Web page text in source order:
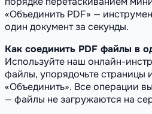
«Объединить PDF» —
один документ за секунды.
Как соединить PDF файлы в
Используйте наш онлайн-
файлы, упорядочьте страницы
«Объединить». Все операции
— файлы не загружаются на